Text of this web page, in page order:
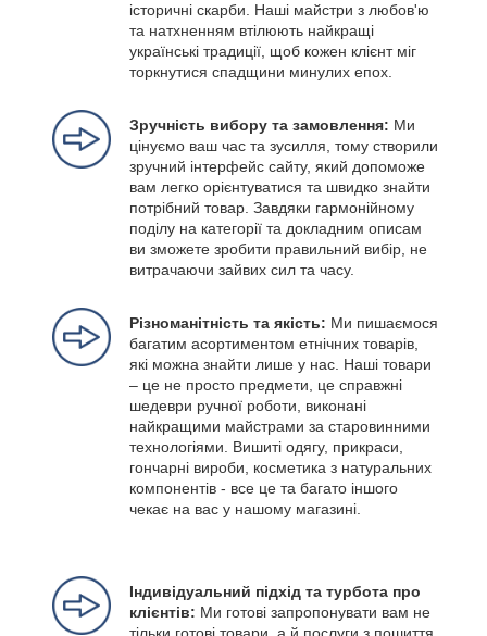
історичні скарби. Наші майстри з любов'ю
та натхненням втілюють найкращі
українські традиції, щоб кожен клієнт міг
торкнутися спадщини минулих епох.
Зручність вибору та замовлення: Ми
цінуємо ваш час та зусилля, тому створили
зручний інтерфейс сайту, який допоможе
вам легко орієнтуватися та швидко знайти
потрібний товар. Завдяки гармонійному
поділу на категорії та докладним описам
ви зможете зробити правильний вибір, не
витрачаючи зайвих сил та часу.
Різноманітність та якість: Ми пишаємося
багатим асортиментом етнічних товарів,
які можна знайти лише у нас. Наші товари
– це не просто предмети, це справжні
шедеври ручної роботи, виконані
найкращими майстрами за старовинними
технологіями. Вишиті одягу, прикраси,
гончарні вироби, косметика з натуральних
компонентів - все це та багато іншого
чекає на вас у нашому магазині.
Індивідуальний підхід та турбота про
клієнтів: Ми готові запропонувати вам не